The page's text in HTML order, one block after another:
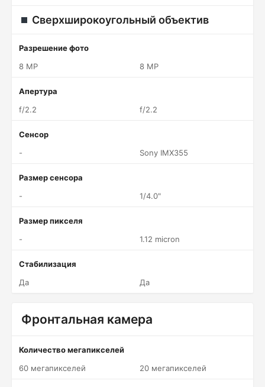
Сверхширокоугольный объектив
Разрешение фото
8 MP
8 MP
Апертура
f/2.2
f/2.2
Сенсор
-
Sony IMX355
Размер сенсора
-
1/4.0"
Размер пикселя
-
1.12 micron
Стабилизация
Да
Да
Фронтальная камера
Количество мегапикселей
60 мегапикселей
20 мегапикселей